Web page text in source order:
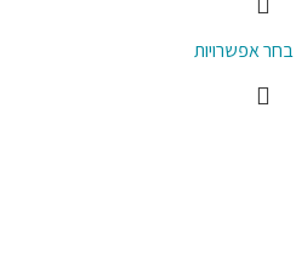
בחר אפשרויות